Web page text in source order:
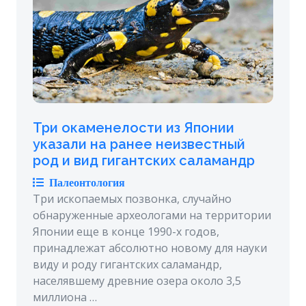
Три окаменелости из Японии
указали на ранее неизвестный
род и вид гигантских саламандр
Палеонтология
Три ископаемых позвонка, случайно
обнаруженные археологами на территории
Японии еще в конце 1990-х годов,
принадлежат абсолютно новому для науки
виду и роду гигантских саламандр,
населявшему древние озера около 3,5
миллиона …